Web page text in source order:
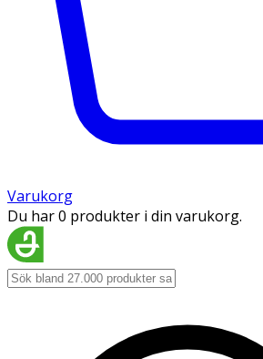
Varukorg
Du har 0 produkter i din varukorg.